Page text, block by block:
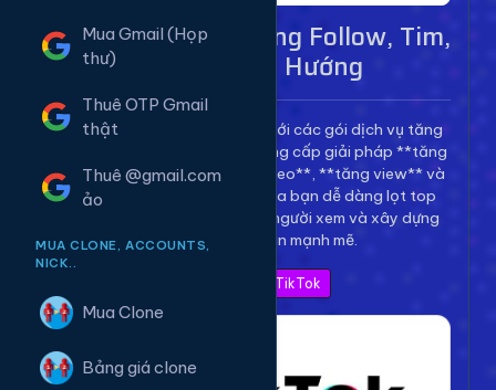
Mua Gmail (Họp
thư)
Thuê OTP Gmail
thật
Thuê @gmail.com
ảo
MUA CLONE, ACCOUNTS,
NICK..
Mua Clone
Bảng giá clone
Dịch Vụ TikTok - Tăng Follow, Tim,
View Lên Xu Hướng
Bùng nổ kênh TikTok của bạn với các gói dịch vụ tăng
trưởng toàn diện. Chúng tôi cung cấp giải pháp **tăng
follow TikTok**, **tăng tim video**, **tăng view** và
**bình luận** để giúp video của bạn dễ dàng lọt top
thịnh hành, thu hút hàng triệu người xem và xây dựng
thương hiệu cá nhân mạnh mẽ.
Xem Bảng Giá TikTok